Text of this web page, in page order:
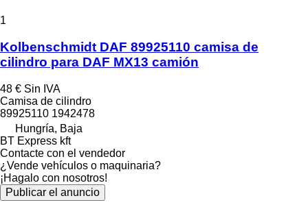
1
Kolbenschmidt DAF 89925110 camisa de
cilindro para DAF MX13 camión
48 € Sin IVA
Camisa de cilindro
89925110 1942478
Hungría, Baja
BT Express kft
Contacte con el vendedor
¿Vende vehículos o maquinaria?
¡Hagalo con nosotros!
Publicar el anuncio